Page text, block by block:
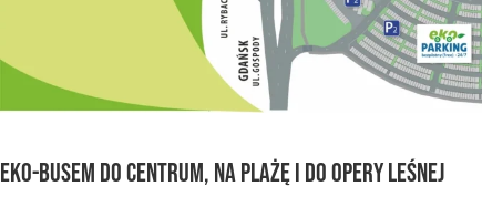
EKO-BUSEM DO CENTRUM, NA PLAŻĘ I DO OPERY LEŚNEJ